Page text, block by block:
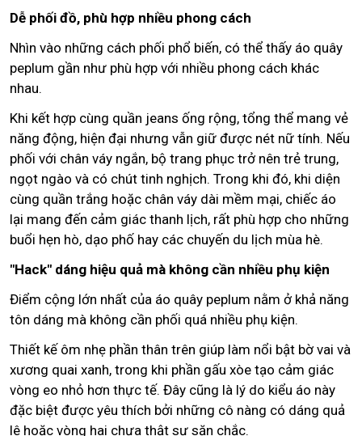
Dễ phối đồ, phù hợp nhiều phong cách
Nhìn vào những cách phối phổ biến, có thể thấy áo quây
peplum gần như phù hợp với nhiều phong cách khác
nhau.
Khi kết hợp cùng quần jeans ống rộng, tổng thể mang vẻ
năng động, hiện đại nhưng vẫn giữ được nét nữ tính. Nếu
phối với chân váy ngắn, bộ trang phục trở nên trẻ trung,
ngọt ngào và có chút tinh nghịch. Trong khi đó, khi diện
cùng quần trắng hoặc chân váy dài mềm mại, chiếc áo
lại mang đến cảm giác thanh lịch, rất phù hợp cho những
buổi hẹn hò, dạo phố hay các chuyến du lịch mùa hè.
"Hack" dáng hiệu quả mà không cần nhiều phụ kiện
Điểm cộng lớn nhất của áo quây peplum nằm ở khả năng
tôn dáng mà không cần phối quá nhiều phụ kiện.
Thiết kế ôm nhẹ phần thân trên giúp làm nổi bật bờ vai và
xương quai xanh, trong khi phần gấu xòe tạo cảm giác
vòng eo nhỏ hơn thực tế. Đây cũng là lý do kiểu áo này
đặc biệt được yêu thích bởi những cô nàng có dáng quả
lê hoặc vòng hai chưa thật sự săn chắc.